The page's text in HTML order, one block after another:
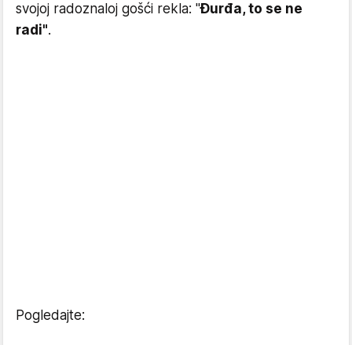
svojoj radoznaloj gošći rekla: "Đurđa, to se ne
radi".
Pogledajte: